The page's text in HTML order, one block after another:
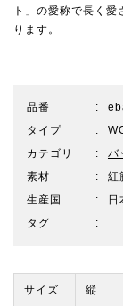
ト」の愛称で長く
ります。
品番
タイプ
カテゴリ
バ
素材
紅
生産国
日
タグ
サイズ 縦